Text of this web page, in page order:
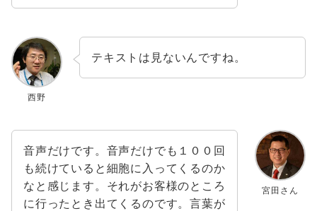
西野
テキストは見ないんですね。
宮田さん
音声だけです。音声だけでも１００回
も続けていると細胞に入ってくるのか
なと感じます。それがお客様のところ
に行ったとき出てくるのです。言葉が